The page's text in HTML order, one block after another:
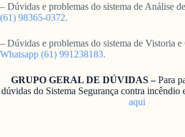
– Dúvidas e problemas do sistema de Análise
(61) 98365-0372.
– Dúvidas e problemas do sistema de Vistoria e
Whatsapp (61) 991238183.
GRUPO GERAL DE DÚVIDAS –Para
dúvidas do Sistema Segurança contra incêndio
aqui